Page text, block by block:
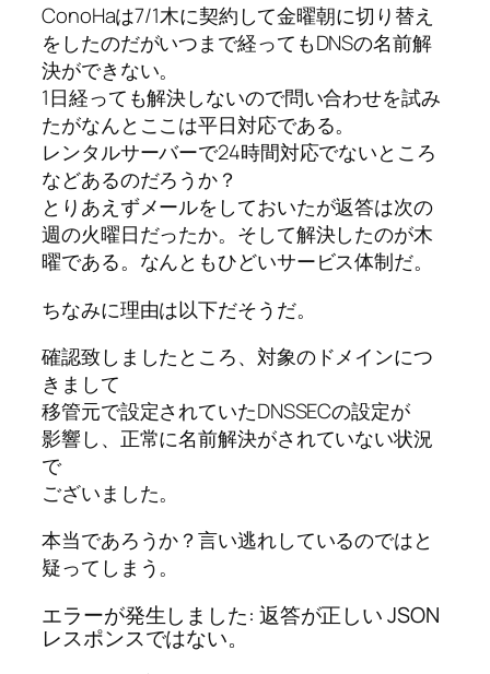
ConoHaは7/1木に契約して金曜朝に切り替え
をしたのだがいつまで経ってもDNSの名前解
決ができない。
1日経っても解決しないので問い合わせを試み
たがなんとここは平日対応である。
レンタルサーバーで24時間対応でないところ
などあるのだろうか？
とりあえずメールをしておいたが返答は次の
週の火曜日だったか。そして解決したのが木
曜である。なんともひどいサービス体制だ。
ちなみに理由は以下だそうだ。
確認致しましたところ、対象のドメインにつ
きまして
移管元で設定されていたDNSSECの設定が
影響し、正常に名前解決がされていない状況
で
ございました。
本当であろうか？言い逃れしているのではと
疑ってしまう。
エラーが発生しました: 返答が正しい JSON
レスポンスではない。